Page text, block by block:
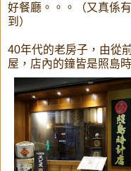
好餐廳。。。（又真係
到）
40年代的老房子，由從
屋，店內的鐘皆是照島